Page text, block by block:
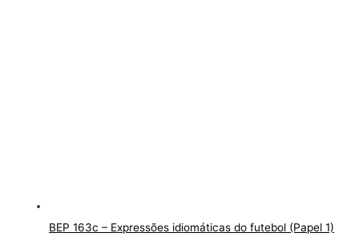
BEP 163c – Expressões idiomáticas do futebol (Papel 1)